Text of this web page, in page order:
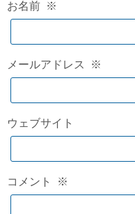
お名前 ※
メールアドレス ※
ウェブサイト
コメント ※